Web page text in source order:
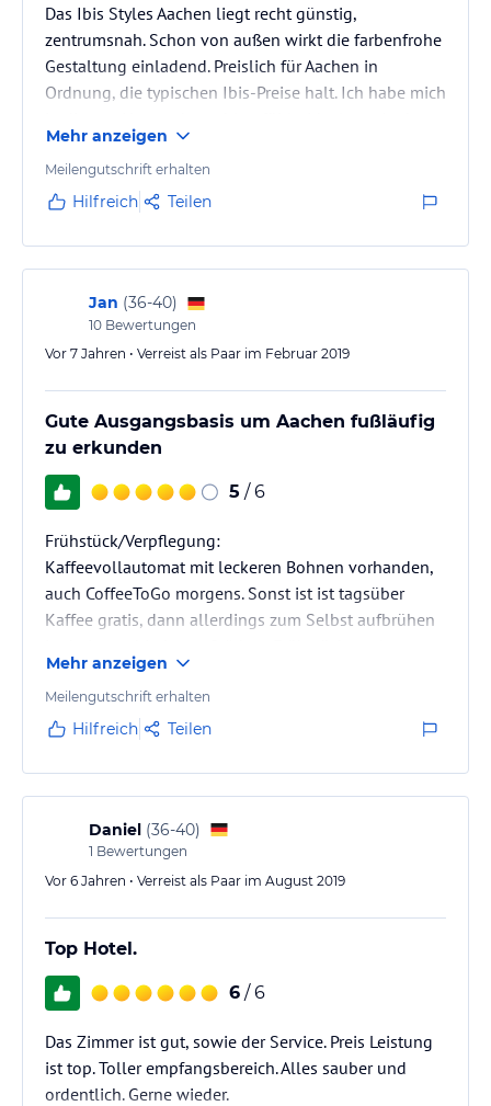
Das Ibis Styles Aachen liegt recht günstig,
zentrumsnah. Schon von außen wirkt die farbenfrohe
Gestaltung einladend. Preislich für Aachen in
Ordnung, die typischen Ibis-Preise halt. Ich habe mich
zu erkunden.
Mehr anzeigen
Meilengutschrift erhalten
Hilfreich Teilen
Jan (36-40)
10 Bewertungen
Vor 7 Jahren • Verreist als Paar im Februar 2019
Gute Ausgangsbasis um Aachen fußläufig
zu erkunden
5 / 6
Frühstück/Verpflegung:
Kaffeevollautomat mit leckeren Bohnen vorhanden,
auch CoffeeToGo morgens. Sonst ist ist tagsüber
Kaffee gratis, dann allerdings zum Selbst aufbrühen
modern-bunt, gute Auswahl (auch regionales Brot). Es
gibt einen Norma-Supermarkt um die Ecke, der
allerdings recht schmuddelig ist.
Entfernung zum Dom nur 900m, wer den Wegweisern
folgt und nicht GoogleMaps schafft es gemütlich in
zehn Gehminuten. Parken am Wochenende ab 14 Uhr
in der Umgebung…
Mehr anzeigen
Meilengutschrift erhalten
Hilfreich Teilen
Daniel (36-40)
1 Bewertungen
Vor 6 Jahren • Verreist als Paar im August 2019
Top Hotel.
6 / 6
Das Zimmer ist gut, sowie der Service. Preis Leistung
ist top. Toller empfangsbereich. Alles sauber und
ordentlich. Gerne wieder.